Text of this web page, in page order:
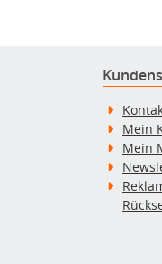
Mein
Mein